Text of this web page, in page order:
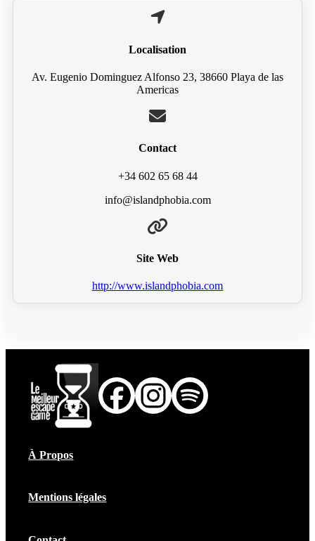
Localisation
Av. Eugenio Dominguez Alfonso 23, 38660 Playa de las
Americas
Contact
+34 602 65 68 44
info@islandphobia.com
Site Web
http://www.islandphobia.com
À Propos
Mentions légales